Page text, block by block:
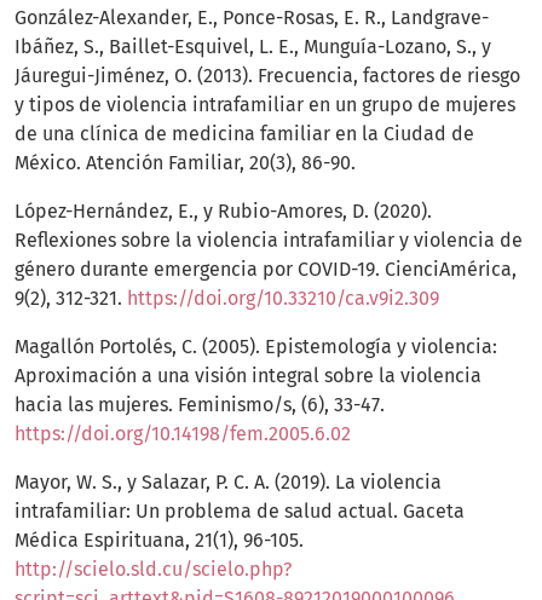
González-Alexander, E., Ponce-Rosas, E. R., Landgrave-
Ibáñez, S., Baillet-Esquivel, L. E., Munguía-Lozano, S., y
Jáuregui-Jiménez, O. (2013). Frecuencia, factores de riesgo
y tipos de violencia intrafamiliar en un grupo de mujeres
de una clínica de medicina familiar en la Ciudad de
México. Atención Familiar, 20(3), 86-90.
López-Hernández, E., y Rubio-Amores, D. (2020).
Reflexiones sobre la violencia intrafamiliar y violencia de
género durante emergencia por COVID-19. CienciAmérica,
9(2), 312-321. https://doi.org/10.33210/ca.v9i2.309
Magallón Portolés, C. (2005). Epistemología y violencia:
Aproximación a una visión integral sobre la violencia
hacia las mujeres. Feminismo/s, (6), 33-47.
https://doi.org/10.14198/fem.2005.6.02
Mayor, W. S., y Salazar, P. C. A. (2019). La violencia
intrafamiliar: Un problema de salud actual. Gaceta
Médica Espirituana, 21(1), 96-105.
http://scielo.sld.cu/scielo.php?